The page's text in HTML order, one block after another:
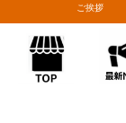
ご挨拶